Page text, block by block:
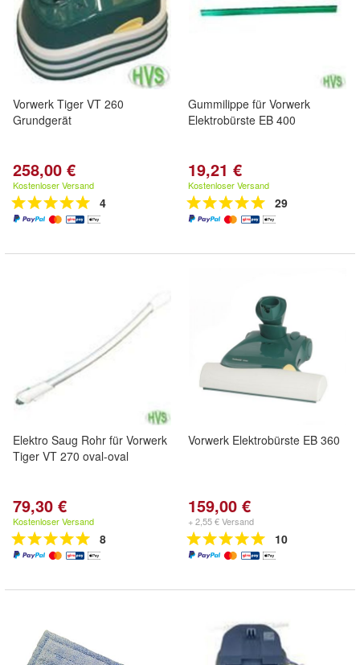
Vorwerk Tiger VT 260
Grundgerät
258,00 €
Kostenloser Versand
4
Gummilippe für Vorwerk
Elektrobürste EB 400
19,21 €
Kostenloser Versand
29
Elektro Saug Rohr für Vorwerk
Tiger VT 270 oval-oval
79,30 €
Kostenloser Versand
8
Vorwerk Elektrobürste EB 360
159,00 €
+ 2,55 € Versand
10